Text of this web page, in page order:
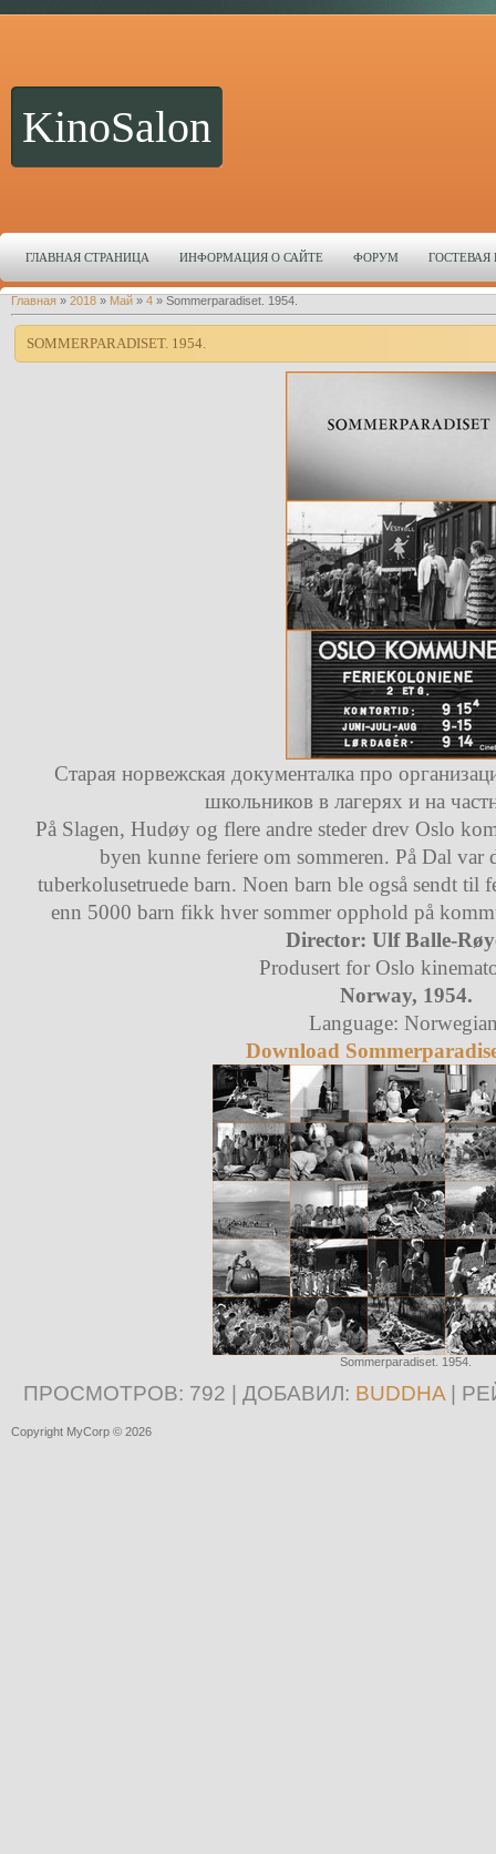
KinoSalon
ГЛАВНАЯ СТРАНИЦА ИНФОРМАЦИЯ О САЙТЕ ФОРУМ ГОСТЕВАЯ
Главная » 2018 » Май » 4 » Sommerparadiset. 1954.
SOMMERPARADISET. 1954.
Старая норвежская документалка про
школьников в лагерях и на
På Slagen, Hudøy og flere andre steder drev Oslo
byen kunne feriere om sommeren. På Dal var
tuberkolusetruede barn. Noen barn ble også sendt til
enn 5000 barn fikk hver sommer opphold på
Director: Ulf Balle-
Produsert for Oslo
Norway, 1954.
Language:
Download
Sommerparadiset. 1954.
ПРОСМОТРОВ: 792 | ДОБАВИЛ: BUDDHA
Copyright MyCorp © 2026